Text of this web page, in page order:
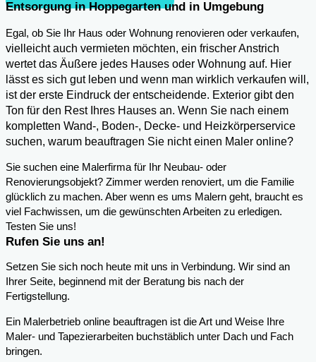
Entsorgung in Hoppegarten und in Umgebung
Egal, ob Sie Ihr Haus oder Wohnung renovieren oder verkaufen,
vielleicht auch vermieten möchten, ein frischer Anstrich
wertet das Äußere jedes Hauses oder Wohnung auf. Hier
lässt es sich gut leben und wenn man wirklich verkaufen will,
ist der erste Eindruck der entscheidende. Exterior gibt den
Ton für den Rest Ihres Hauses an. Wenn Sie nach einem
kompletten Wand-, Boden-, Decke- und Heizkörperservice
suchen, warum beauftragen Sie nicht einen Maler online?
Sie suchen eine Malerfirma für Ihr Neubau- oder
Renovierungsobjekt? Zimmer werden renoviert, um die Familie
glücklich zu machen. Aber wenn es ums Malern geht, braucht es
viel Fachwissen, um die gewünschten Arbeiten zu erledigen.
Testen Sie uns!
Rufen Sie uns an!
Setzen Sie sich noch heute mit uns in Verbindung. Wir sind an
Ihrer Seite, beginnend mit der Beratung bis nach der
Fertigstellung.
Ein Malerbetrieb online beauftragen ist die Art und Weise Ihre
Maler- und Tapezierarbeiten buchstäblich unter Dach und Fach
bringen.